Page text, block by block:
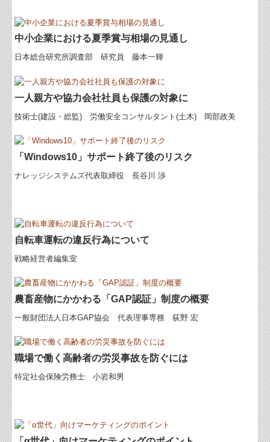
中小企業における夏季賞与相場の見通し
日本総合研究所調査部 研究員 藤本一輝
一人親方や協力会社社員も保護の対象に
技術士(建設・総監) 労働安全コンサルタント(土木) 岡部政美
「Windows10」サポート終了後のリスク
ナレッジシステムズ代表取締役 長谷川 渉
自転車運転の違反行為について
戦略経営者編集室
農畜産物にかかわる「GAP認証」制度の概要
一般財団法人日本GAP協会 代表理事専務 荻野 宏
職場で働く高齢者の労災事故を防ぐには
特定社会保険労務士 小岩和男